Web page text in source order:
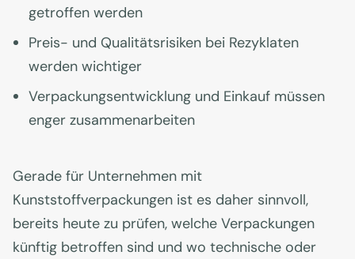
getroffen werden
Preis- und Qualitätsrisiken bei Rezyklaten
werden wichtiger
Verpackungsentwicklung und Einkauf müssen
enger zusammenarbeiten
Gerade für Unternehmen mit
Kunststoffverpackungen ist es daher sinnvoll,
bereits heute zu prüfen, welche Verpackungen
künftig betroffen sind und wo technische oder